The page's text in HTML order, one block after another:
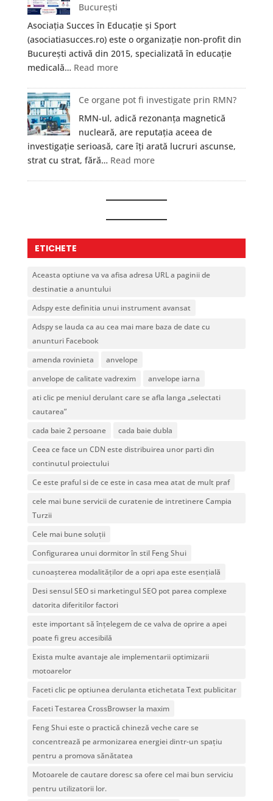
cum
te
ajută?
baterie
de
cu
gât
înalt?
București
Asociația Succes în Educație și Sport
(asociatiasucces.ro) este o organizație non-profit din
București activă din 2015, specializată în educație
medicală… Read more:
Succes
în
Educație
și
Sport
—
Formare
Prim
Ce organe pot fi investigate prin RMN?
RMN-ul, adică rezonanța magnetică
nucleară, are reputația aceea de
investigație serioasă, care îți arată lucruri ascunse,
strat cu strat, fără… Read more:
pot
RMN?
ETICHETE
Aceasta optiune va va afisa adresa URL a paginii de
destinatie a anuntului
Adspy este definitia unui instrument avansat
Adspy se lauda ca au cea mai mare baza de date cu
anunturi Facebook
amenda rovinieta
anvelope
anvelope de calitate vadrexim
anvelope iarna
ati clic pe meniul derulant care se afla langa „selectati
cautarea”
cada baie 2 persoane
cada baie dubla
Ceea ce face un CDN este distribuirea unor parti din
continutul proiectului
Ce este praful si de ce este in casa mea atat de mult praf
cele mai bune servicii de curatenie de intretinere Campia
Turzii
Cele mai bune soluții
Configurarea unui dormitor în stil Feng Shui
cunoașterea modalităților de a opri apa este esențială
Desi sensul SEO si marketingul SEO pot parea complexe
datorita diferitilor factori
este important să înțelegem de ce valva de oprire a apei
poate fi greu accesibilă
Exista multe avantaje ale implementarii optimizarii
motoarelor
Faceti clic pe optiunea derulanta etichetata Text publicitar
Faceti Testarea CrossBrowser la maxim
Feng Shui este o practică chineză veche care se
concentrează pe armonizarea energiei dintr-un spațiu
pentru a promova sănătatea
Motoarele de cautare doresc sa ofere cel mai bun serviciu
pentru utilizatorii lor.